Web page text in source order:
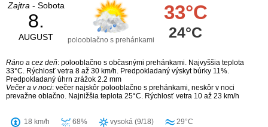
Zajtra - Sobota
8.
AUGUST polooblačno s prehánkami
33°C
24°C
Ráno a cez deň: polooblačno s občasnými prehánkami. Najvyššia teplota
33°C. Rýchlosť vetra 8 až 30 km/h. Predpokladaný výskyt búrky 11%.
Predpokladaný úhrn zrážok 2.2 mm
Večer a v noci: večer najskôr polooblačno s prehánkami, neskôr v noci
prevažne oblačno. Najnižšia teplota 25°C. Rýchlosť vetra 10 až 23 km/h
18 km/h 68% vysoká (9/18) 29°C